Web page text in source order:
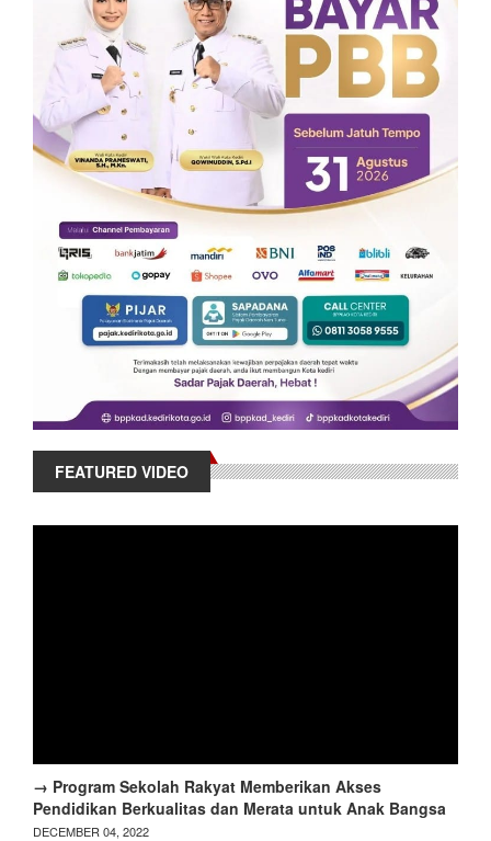
FEATURED VIDEO
→ Program Sekolah Rakyat Memberikan Akses
Pendidikan Berkualitas dan Merata untuk Anak Bangsa
DECEMBER 04, 2022